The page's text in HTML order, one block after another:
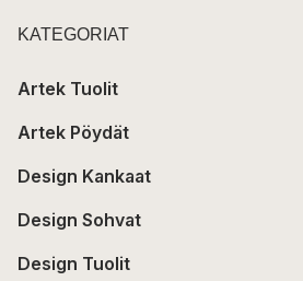
KATEGORIAT
Artek Tuolit
Artek Pöydät
Design Kankaat
Design Sohvat
Design Tuolit